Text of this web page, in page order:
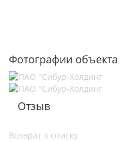
Фотографии объекта
Отзыв
Возврат к списку